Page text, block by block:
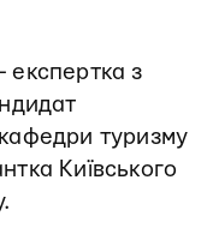
експертка з
туризму
Київського